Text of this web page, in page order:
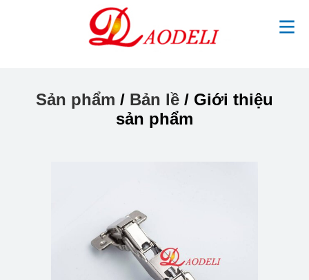
Sản phẩm / Bản lề / Giới thiệu
sản phẩm